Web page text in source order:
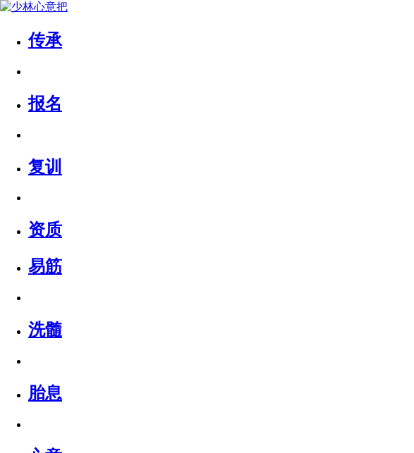
传承
报名
复训
资质
易筋
洗髓
胎息